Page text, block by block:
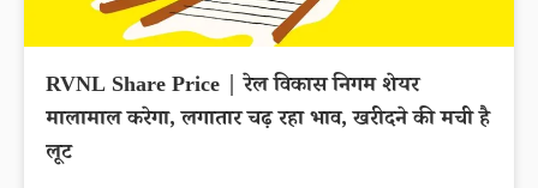
RVNL Share Price | रेल विकास निगम शेयर
मालामाल करेगा, लगातार चढ़ रहा भाव, खरीदने की मची है
लूट